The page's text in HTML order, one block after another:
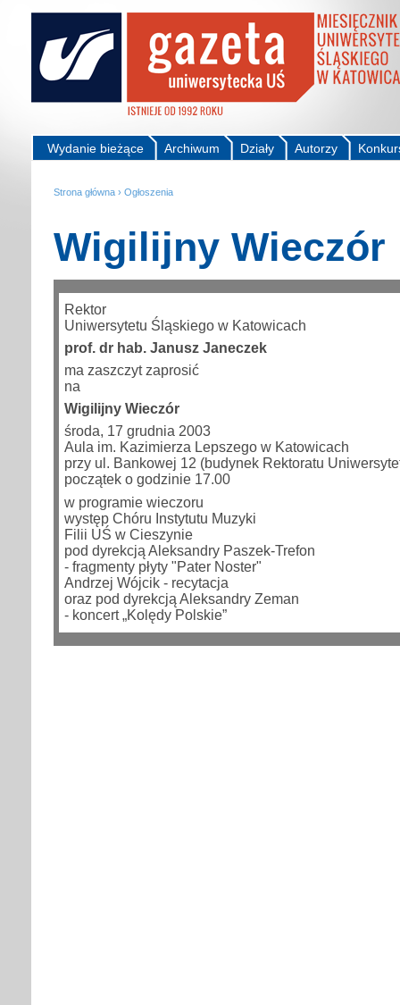
Autorzy
Działy
Archiwum
Wydanie bieżące
Strona główna › Ogłoszenia
Wigilijny Wieczór
Rektor
Uniwersytetu Śląskiego w Katowicach
prof. dr hab. Janusz Janeczek
ma zaszczyt zaprosić
na
Wigilijny Wieczór
środa, 17 grudnia 2003
Aula im. Kazimierza Lepszego w Katowicach
przy ul. Bankowej 12 (budynek Rektoratu
początek o godzinie 17.00
w programie wieczoru
występ Chóru Instytutu Muzyki
Filii UŚ w Cieszynie
pod dyrekcją Aleksandry Paszek-Trefon
- fragmenty płyty "Pater Noster"
Andrzej Wójcik - recytacja
oraz pod dyrekcją Aleksandry Zeman
- koncert „Kolędy Polskie”